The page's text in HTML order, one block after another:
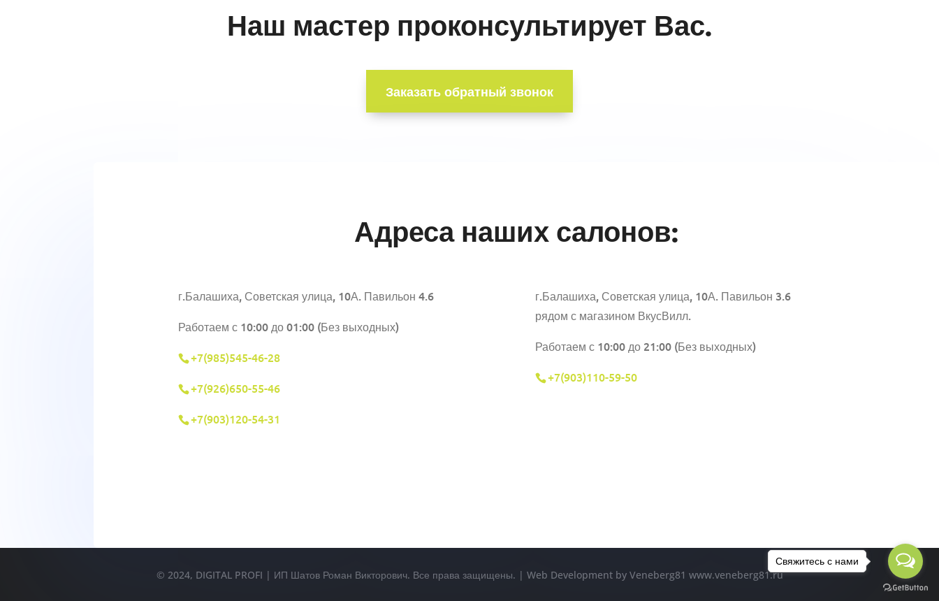
Наш мастер проконсультирует Вас.
Заказать обратный звонок
Адреса наших салонов:
г.Балашиха, Советская улица, 10А. Павильон 4.6
Работаем с 10:00 до 01:00 (Без выходных)
+7(985)545-46-28
+7(926)650-55-46
+7(903)120-54-31
г.Балашиха, Советская улица, 10А. Павильон 3.6
рядом с магазином ВкусВилл.
Работаем с 10:00 до 21:00 (Без выходных)
+7(903)110-59-50
© 2024, DIGITAL PROFI | ИП Шатов Роман Викторович. Все права защищены. | Web Development by Veneberg81 www.veneberg81.ru
Свяжитесь с нами